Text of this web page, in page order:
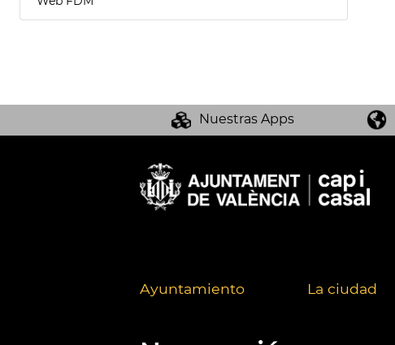
Nuestras Apps
Ayuntamiento La ciudad